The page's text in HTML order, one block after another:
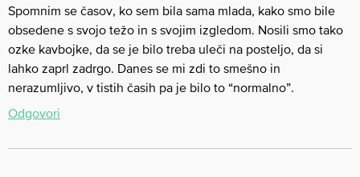
Spomnim se časov, ko sem bila sama mlada, kako smo bile
obsedene s svojo težo in s svojim izgledom. Nosili smo tako
ozke kavbojke, da se je bilo treba uleči na posteljo, da si
lahko zaprl zadrgo. Danes se mi zdi to smešno in
nerazumljivo, v tistih časih pa je bilo to “normalno”.
Odgovori